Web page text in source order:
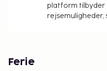
platform
rejsemuligheder,
Ferie